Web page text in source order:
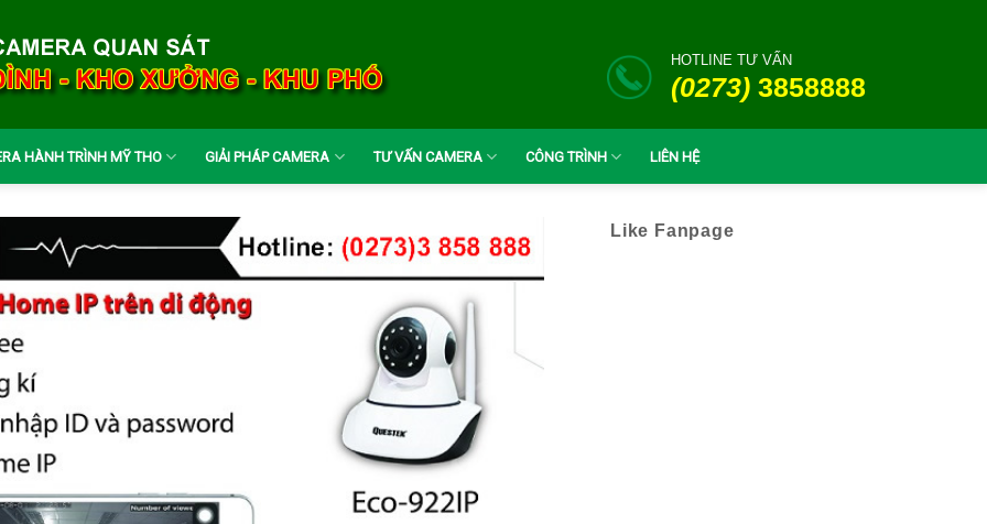
HOTLINE TƯ VẤN
(0273) 3858888
HÀNH TRÌNH MỸ THO GIẢI PHÁP CAMERA TƯ VẤN CAMERA CÔNG TRÌNH LIÊN HỆ
Like Fanpage